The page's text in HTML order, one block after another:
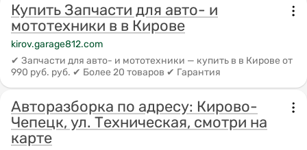
Купить Запчасти для авто- и
мототехники в в Кирове
kirov.garage812.com
✔ Запчасти для авто- и мототехники — купить в в Кирове от
990 руб. руб. ✔ Более 20 товаров ✔ Гарантия
Авторазборка по адресу: Кирово-
Чепецк, ул. Техническая, смотри на
карте